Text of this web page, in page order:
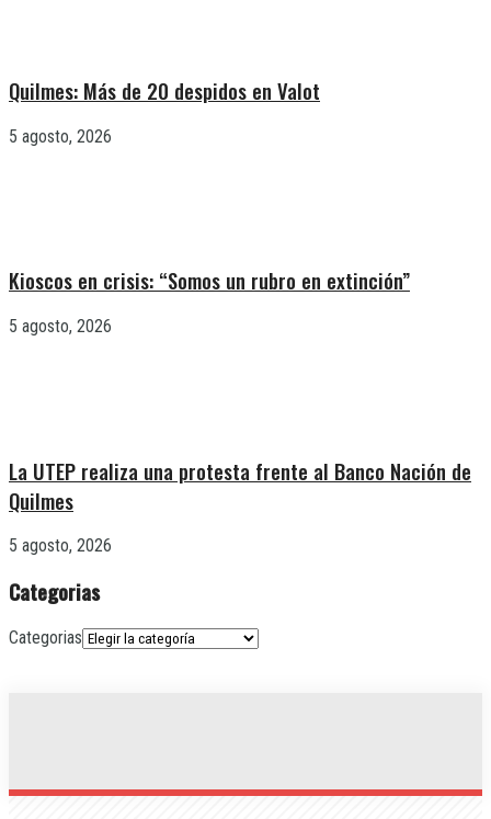
Quilmes: Más de 20 despidos en Valot
5 agosto, 2026
Kioscos en crisis: “Somos un rubro en extinción”
5 agosto, 2026
La UTEP realiza una protesta frente al Banco Nación de
Quilmes
5 agosto, 2026
Categorias
Categorias